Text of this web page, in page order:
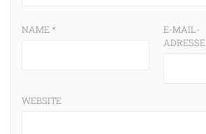
NAME*
E-MAIL-
ADRESSE
WEBSITE